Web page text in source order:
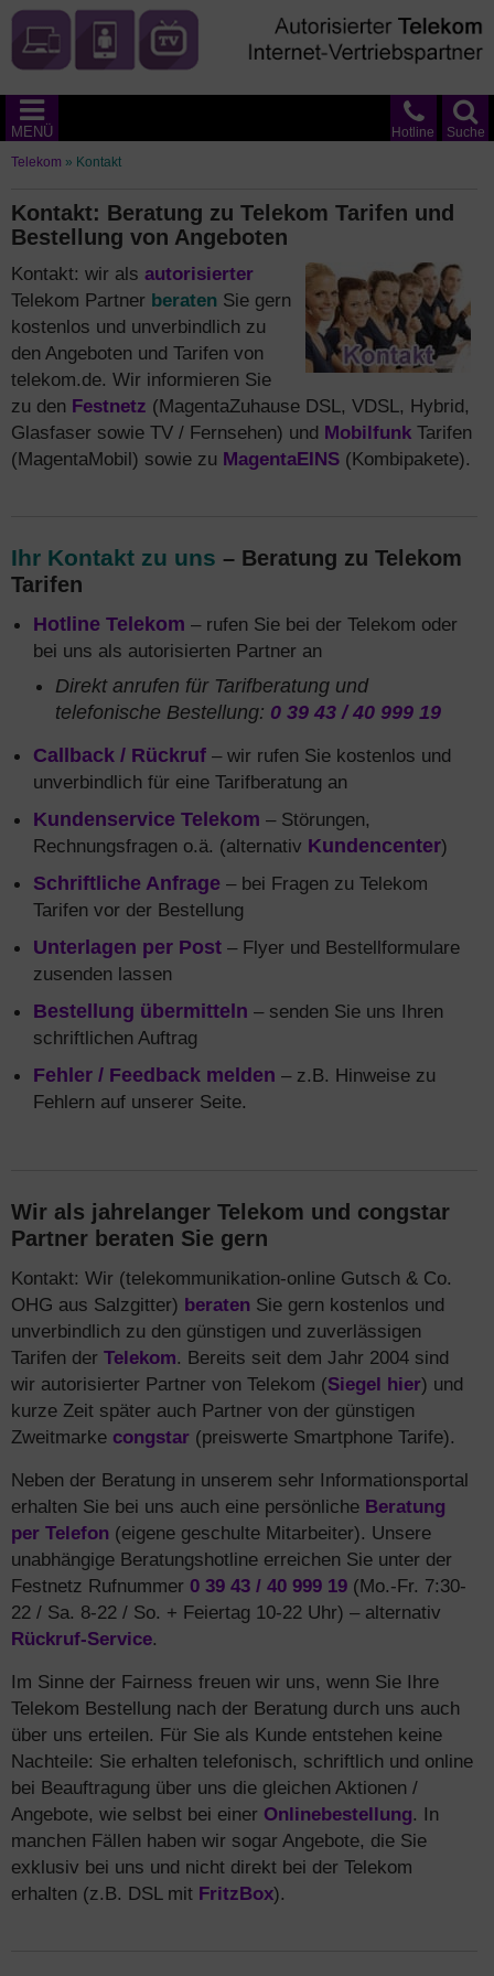
Suche
Hotline
MENÜ
Telekom » Kontakt
Kontakt: Beratung zu Telekom Tarifen und
Bestellung von Angeboten
Kontakt: wir als autorisierter
Telekom Partner beraten Sie gern
kostenlos und unverbindlich zu
den Angeboten und Tarifen von
telekom.de. Wir informieren Sie
zu den Festnetz (MagentaZuhause DSL, VDSL, Hybrid,
Glasfaser sowie TV / Fernsehen) und Mobilfunk Tarifen
(MagentaMobil) sowie zu MagentaEINS (Kombipakete).
Ihr Kontakt zu uns – Beratung zu Telekom
Tarifen
Hotline Telekom – rufen Sie bei der Telekom oder
bei uns als autorisierten Partner an
Direkt anrufen für Tarifberatung und
telefonische Bestellung: 0 39 43 / 40 999 19
Callback / Rückruf – wir rufen Sie kostenlos und
unverbindlich für eine Tarifberatung an
Kundenservice Telekom – Störungen,
Rechnungsfragen o.ä. (alternativ Kundencenter)
Schriftliche Anfrage – bei Fragen zu Telekom
Tarifen vor der Bestellung
Unterlagen per Post – Flyer und Bestellformulare
zusenden lassen
Bestellung übermitteln – senden Sie uns Ihren
schriftlichen Auftrag
Fehler / Feedback melden – z.B. Hinweise zu
Fehlern auf unserer Seite.
Wir als jahrelanger Telekom und congstar
Partner beraten Sie gern
Kontakt: Wir (telekommunikation-online Gutsch & Co.
OHG aus Salzgitter) beraten Sie gern kostenlos und
unverbindlich zu den günstigen und zuverlässigen
Tarifen der Telekom. Bereits seit dem Jahr 2004 sind
wir autorisierter Partner von Telekom (Siegel hier) und
kurze Zeit später auch Partner von der günstigen
Zweitmarke congstar (preiswerte Smartphone Tarife).
Neben der Beratung in unserem sehr Informationsportal
erhalten Sie bei uns auch eine persönliche Beratung
per Telefon (eigene geschulte Mitarbeiter). Unsere
unabhängige Beratungshotline erreichen Sie unter der
Festnetz Rufnummer 0 39 43 / 40 999 19 (Mo.-Fr. 7:30-
22 / Sa. 8-22 / So. + Feiertag 10-22 Uhr) – alternativ
Rückruf-Service.
Im Sinne der Fairness freuen wir uns, wenn Sie Ihre
Telekom Bestellung nach der Beratung durch uns auch
über uns erteilen. Für Sie als Kunde entstehen keine
Nachteile: Sie erhalten telefonisch, schriftlich und online
bei Beauftragung über uns die gleichen Aktionen /
Angebote, wie selbst bei einer Onlinebestellung. In
manchen Fällen haben wir sogar Angebote, die Sie
exklusiv bei uns und nicht direkt bei der Telekom
erhalten (z.B. DSL mit FritzBox).